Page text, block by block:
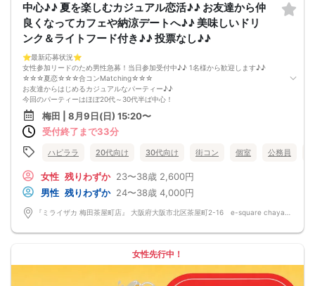
中心♪♪ 夏を楽しむカジュアル恋活♪♪ お友達から仲
良くなってカフェや納涼デートへ♪♪ 美味しいドリ
ンク＆ライトフード付き♪♪ 投票なし♪♪
⭐️最新応募状況⭐️
女性参加リードのため男性急募！当日参加受付中♪♪ 1名様から歓迎します♪♪
☆☆☆夏恋☆☆☆合コンMatching☆☆☆
お友達からはじめるカジュアルなパーティー♪♪
今回のパーティーはほぼ20代～30代半ば中心！
「まずは気軽に友達として仲良くなりたい♪♪」
「気になる方とカフェや納涼デートに行ってみたい♪♪」
「良きパートナーを見つけたい♪♪」
学生時代に経験した！？なにか懐かしいこのコンパの雰囲気・・・！
「ちょうどいい距離感」から始めませんか？
清潔感のあるお店で気にせずお話を楽しめます。
落ち着いた雰囲気の中で、リラックスしてお話しできるのが魅力なんです♪♪
ゆったり着席スタイル♪♪
ル・ビール等♪♪）
梅田 | 8月9日(日) 15:20〜
受付終了まで33分
ハピララ 20代向け 30代向け 街コン 個室 公務員
女性 残りわずか 23〜38歳 2,600円
男性 残りわずか 24〜38歳 4,000円
女性先行中！